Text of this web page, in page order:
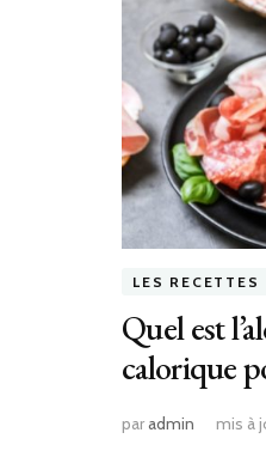
LES RECETTES
Quel est
calorique
paradmin mis à